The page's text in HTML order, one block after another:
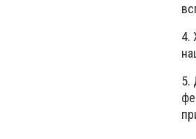
4.
5.